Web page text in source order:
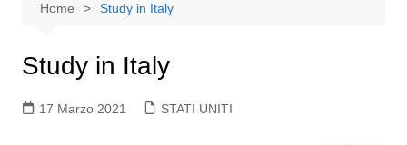
Home Study in Italy
Study in Italy
17 Marzo 2021 STATI UNITI